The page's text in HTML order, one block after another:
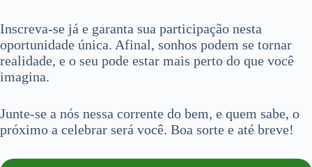
Inscreva-se já e garanta sua participação nesta
oportunidade única. Afinal, sonhos podem se tornar
realidade, e o seu pode estar mais perto do que você
imagina.
Junte-se a nós nessa corrente do bem, e quem sabe, o
próximo a celebrar será você. Boa sorte e até breve!